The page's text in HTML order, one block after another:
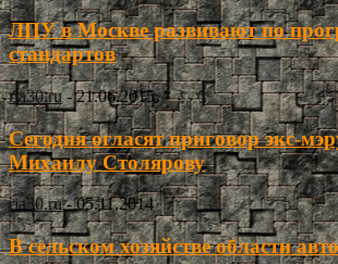
ЛПУ в Москве развивают по
стандартов
ria30.ru - 21.06.2015
Сегодня огласят приговор экс-
Михаилу Столярову
ria30.ru - 05.11.2014
В сельском хозяйстве области